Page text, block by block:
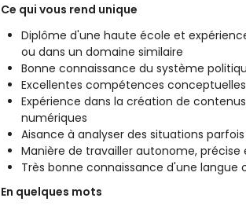
Ce qui vous rend unique
Diplôme d'une haute école et
ou dans un domaine similaire
Bonne connaissance du système
Excellentes compétences
Expérience dans la création de
numériques
Aisance à analyser des situations
Manière de travailler autonome,
Très bonne connaissance d'une
En quelques mots